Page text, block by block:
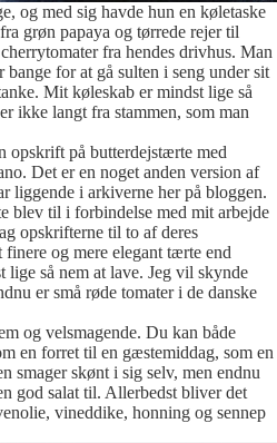
og med sig havde hun en køletaske
grøn papaya og tørrede rejer til
fra hendes drivhus. Man
for at gå sulten i seng under sit
Mit køleskab er mindst lige så
ikke langt fra stammen, som man
opskrift på butterdejstærte med
Det er en noget anden version af
liggende i arkiverne her på bloggen.
blev til i forbindelse med mit arbejde
opskrifterne til to af deres
og mere elegant tærte end
så nem at lave. Jeg vil skynde
er små røde tomater i de danske
og velsmagende. Du kan både
en forret til en gæstemiddag, som en
smager skønt i sig selv, men endnu
god salat til. Allerbedst bliver det
vineddike, honning og sennep